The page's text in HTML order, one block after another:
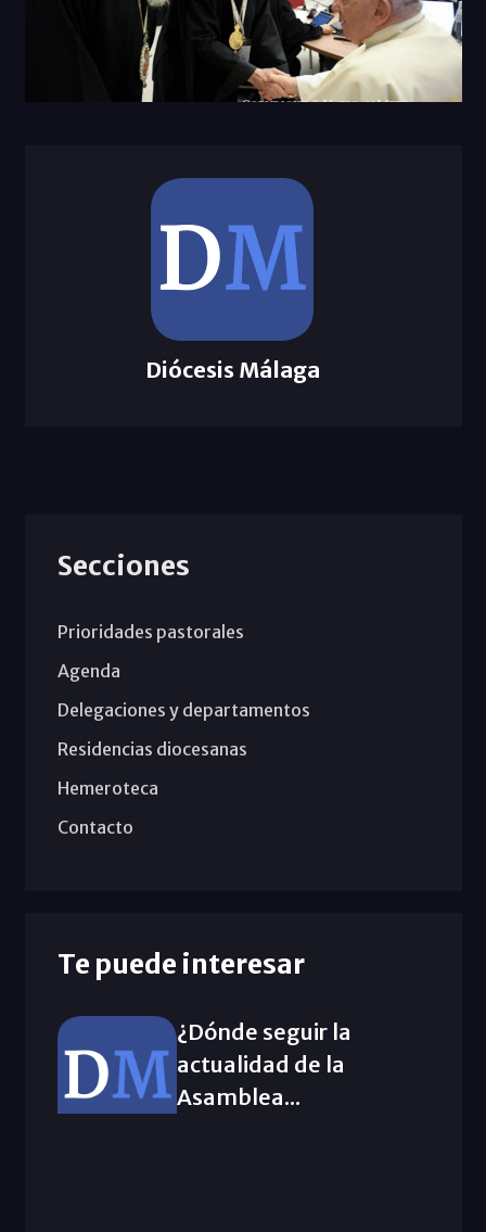
Diócesis Málaga
Secciones
Prioridades pastorales
Agenda
Delegaciones y departamentos
Residencias diocesanas
Hemeroteca
Contacto
Te puede interesar
¿Dónde seguir la
actualidad de la
Asamblea...